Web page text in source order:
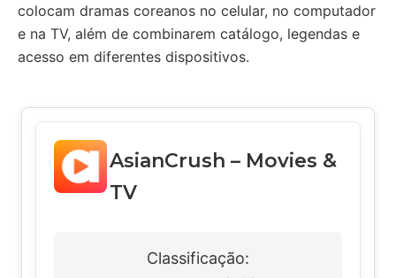
colocam dramas coreanos no celular, no computador
e na TV, além de combinarem catálogo, legendas e
acesso em diferentes dispositivos.
AsianCrush – Movies &
TV
Classificação: